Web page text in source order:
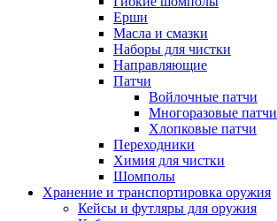
Ерши
Масла и смазки
Наборы для чистки
Направляющие
Патчи
Войлочные патчи
Многоразовые патчи
Хлопковые патчи
Переходники
Химия для чистки
Шомполы
Хранение и транспортировка оружия
Кейсы и футляры для оружия